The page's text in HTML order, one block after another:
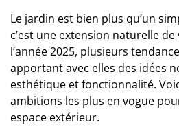
Le jardin est bien plus qu’un
c’est une extension naturelle
l’année 2025, plusieurs
apportant avec elles des idées
esthétique et fonctionnalité.
ambitions les plus en vogue
espace extérieur.